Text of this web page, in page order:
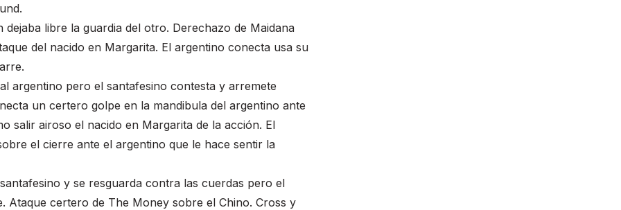
libre la guardia del otro. Derechazo de Maidana
del nacido en Margarita. El argentino conecta usa su
argentino pero el santafesino contesta y arremete
un certero golpe en la mandibula del argentino ante
salir airoso el nacido en Margarita de la acción. El
el cierre ante el argentino que le hace sentir la
y se resguarda contra las cuerdas pero el
Ataque certero de The Money sobre el Chino. Cross y